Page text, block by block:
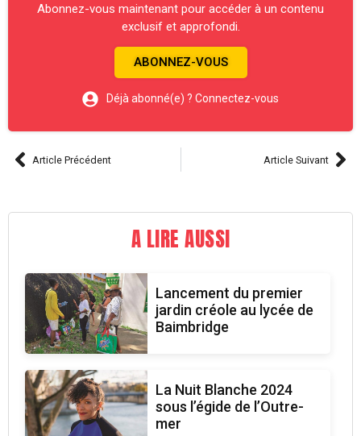
Abonnez-vous maintenant pour accéder à un contenu
exclusif et approfondi.
ABONNEZ-VOUS
Déjà abonné(e) ? Connectez-vous
Article Précédent Article Suivant
A LIRE AUSSI
Lancement du premier
jardin créole au lycée de
Baimbridge
La Nuit Blanche 2024
sous l’égide de l’Outre-
mer